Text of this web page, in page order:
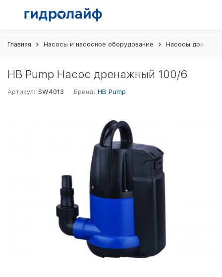
Главная Насосы и насосное оборудование Насосы
HB Pump Насос дренажный 100/6
Артикул: SW4013 Бренд: HB Pump